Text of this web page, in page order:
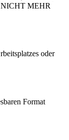
MEHR
oder
Format